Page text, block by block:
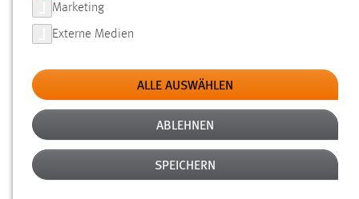
FILTER
Typ
Erstellungsdatum
Alter
Marketing
Externe Medien
ALLE AUSWÄHLEN
ABLEHNEN
SPEICHERN